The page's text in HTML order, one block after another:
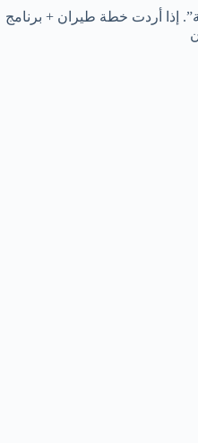
إذا أردت خطة طيران + برنامج